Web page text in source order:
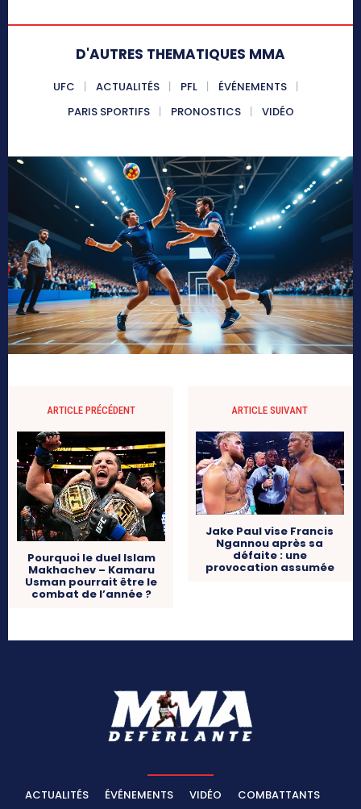
D'AUTRES THEMATIQUES MMA
UFC ACTUALITÉS PFL
ÉVÉNEMENTS
PARIS SPORTIFS
PRONOSTICS VIDÉO
ARTICLE PRÉCÉDENT
Pourquoi le duel Islam
Makhachev – Kamaru
Usman pourrait être le
combat de l’année ?
ARTICLE SUIVANT
Jake Paul vise Francis
Ngannou après sa
défaite : une
provocation assumée
ACTUALITÉS ÉVÉNEMENTS VIDÉO
COMBATTANTS